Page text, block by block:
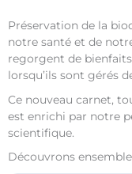
Préservation de la
notre santé et de
regorgent de
lorsqu’ils sont gérés
Ce nouveau carnet,
est enrichi par notre
scientifique.
Découvrons